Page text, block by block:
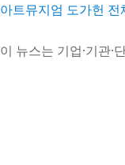
아트뮤지엄 도가헌
이 뉴스는 기업·기관